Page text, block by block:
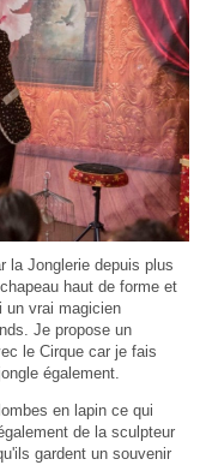
la Jonglerie depuis plus
haut de forme et
un vrai magicien
Je propose un
le Cirque car je fais
également.
en lapin ce qui
de la sculpteur
gardent un souvenir